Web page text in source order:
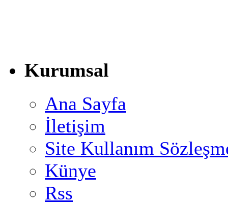
Kurumsal
Ana Sayfa
İletişim
Site Kullanım
Künye
Rss